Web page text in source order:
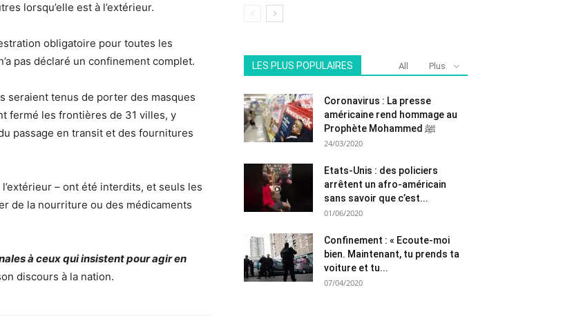
lorsqu’elle est à l’extérieur.
obligatoire pour toutes les
pas déclaré un confinement complet.
seraient tenus de porter des masques
fermé les frontières de 31 villes, y
passage en transit et des fournitures
– ont été interdits, et seuls les
de la nourriture ou des médicaments
à ceux qui insistent pour agir en
discours à la nation.
LES PLUS POPULAIRES All Plus
Coronavirus : La presse
américaine rend hommage au
Prophète Mohammed ﷺ
24/03/2020
Etats-Unis : des policiers
arrêtent un afro-américain
sans savoir que c’est...
01/06/2020
Confinement : « Ecoute-moi
bien. Maintenant, tu prends ta
voiture et tu...
07/04/2020